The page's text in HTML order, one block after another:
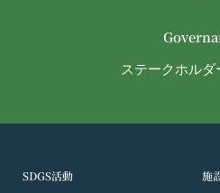
ステークホル
SDGS活動 施
（本規約第10条3項で定義
の必要な措置を講じること
します。